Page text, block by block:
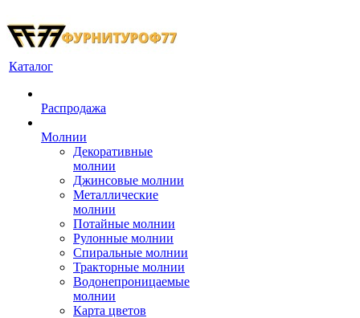
Каталог
Распродажа
Молнии
Декоративные
молнии
Джинсовые молнии
Металлические
молнии
Потайные молнии
Рулонные молнии
Спиральные молнии
Тракторные молнии
Водонепроницаемые
молнии
Карта цветов